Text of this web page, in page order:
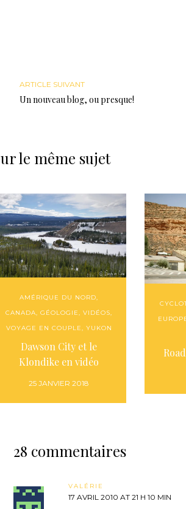
ARTICLE SUIVANT
Un nouveau blog, ou presque!
le même sujet
AMÉRIQUE DU NORD,
CANADA,GÉOLOGIE,VIDÉOS,
VOYAGE EN COUPLE, YUKON
Dawson City et le
Klondike en vidéo
25 JANVIER 2018
28 commentaires
VALÉRIE
17 AVRIL 2010 AT 21 H 10 MIN